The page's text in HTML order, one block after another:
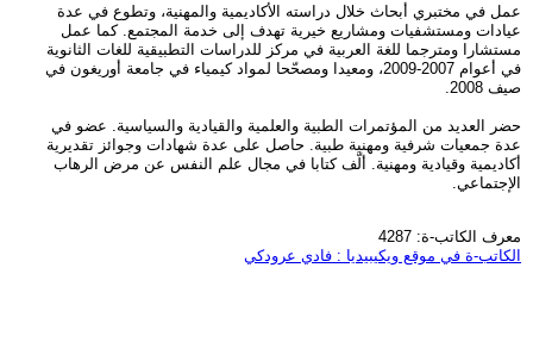
عمل في مختبري أبحاث خلال دراسته الأكاديمية والمهنية، وتطوع في عدة
عيادات ومستشفيات ومشاريع خيرية تهدف إلى خدمة المجتمع. كما عمل
مستشارا ومترجما للغة العربية في مركز للدراسات التطبيقية للغات الثانوية
في أعوام 2007-2009، ومعيدا ومصحّحا لمواد كيمياء في جامعة أوريغون في
صيف 2008.
حضر العديد من المؤتمرات الطبية والعلمية والقيادية والسياسية. عضو في
عدة جمعيات شرفية ومهنية طبية. حاصل على عدة شهادات وجوائز تقديرية
أكاديمية وقيادية ومهنية. ألّف كتابا في مجال علم النفس عن مرض الرهاب
الإجتماعي.
معرف الكاتب-ة: 4287
الكاتب-ة في موقع ويكيبيديا : فادي عرودكي